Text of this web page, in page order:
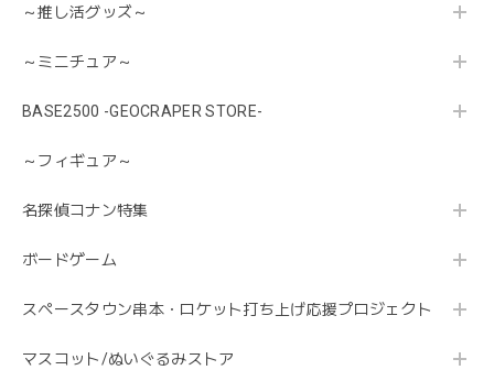
～推し活グッズ～
～ミニチュア～
BASE2500 -GEOCRAPER STORE-
～フィギュア～
名探偵コナン特集
ボードゲーム
スペースタウン串本・ロケット打ち上げ応援プロジェクト
マスコット/ぬいぐるみストア